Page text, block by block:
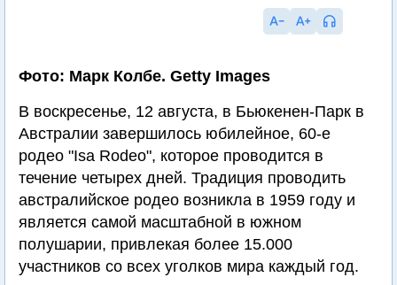
Фото: Марк Колбе. Getty Images
В воскресенье, 12 августа, в Бьюкенен-Парк в
Австралии завершилось юбилейное, 60-е
родео "Isa Rodeo", которое проводится в
течение четырех дней. Традиция проводить
австралийское родео возникла в 1959 году и
является самой масштабной в южном
полушарии, привлекая более 15.000
участников со всех уголков мира каждый год.